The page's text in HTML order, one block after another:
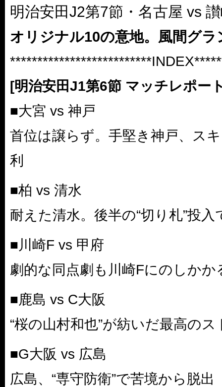
明治安田J2第7節・名古屋 vs
オリジナル10の意地。風間グ
[明治安田J1第6節 マッチレポー
■大宮 vs 神戸
首位は譲らず。手堅き神戸、ス
利
■柏 vs 清水
耐えた清水。後半の“切り札”投
■川崎F vs 甲府
劇的な同点劇も川崎Fにのしかか
■鹿島 vs C大阪
“桜の山村和也”が紡いだ最高のス
■G大阪 vs 広島
広島、“専守防衛”で苦境から脱出